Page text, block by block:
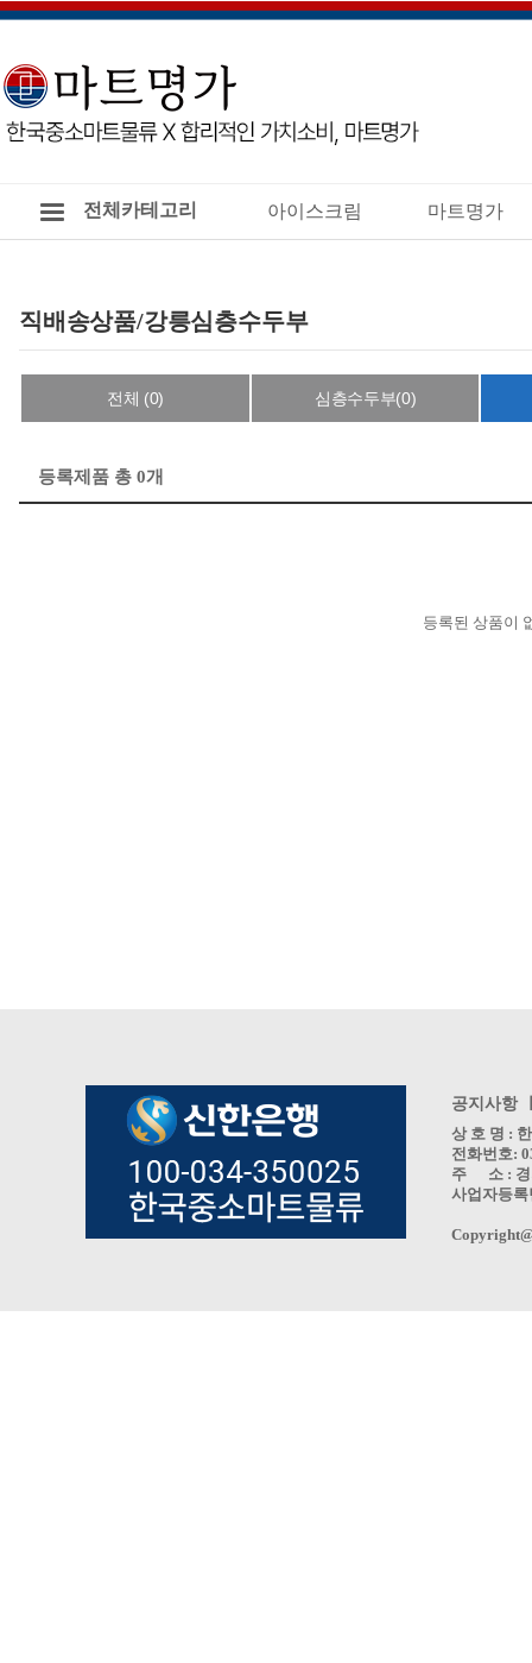
전체카테고리 아이스크림 마트명가
직배송상품/강릉심층수두부
전체 (0) 심층수두부(0)
등록제품 총 0개
등록된 상품이
공지사항
상 호 명 :
전화번호:
주 소 : 경
사업자등록